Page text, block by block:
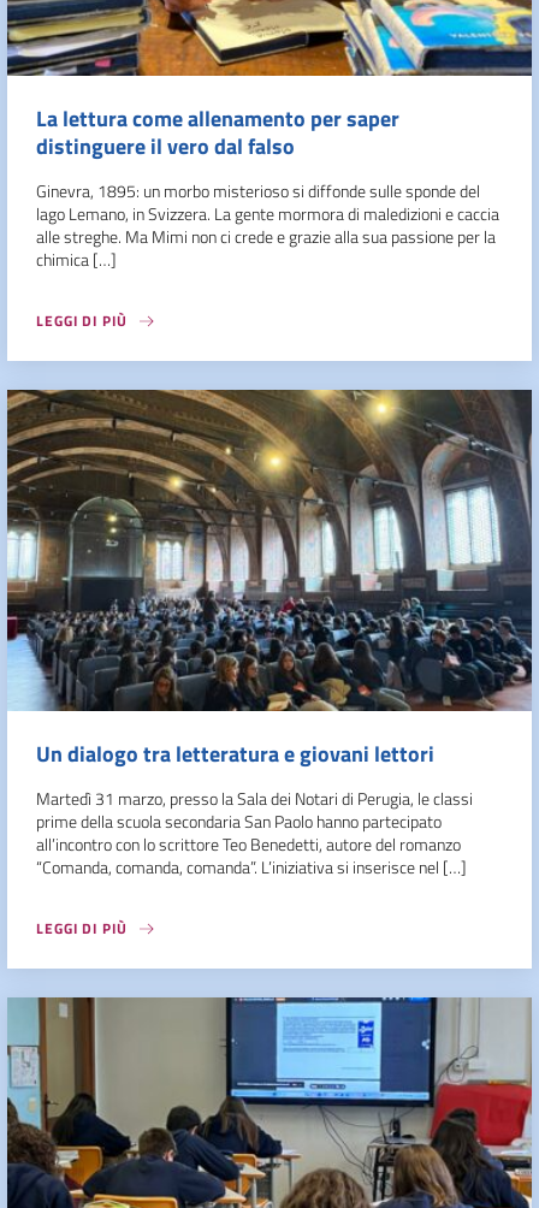
La lettura come allenamento per saper
distinguere il vero dal falso
Ginevra, 1895: un morbo misterioso si diffonde sulle sponde del
lago Lemano, in Svizzera. La gente mormora di maledizioni e caccia
alle streghe. Ma Mimi non ci crede e grazie alla sua passione per la
chimica […]
LEGGI DI PIÙ
Un dialogo tra letteratura e giovani lettori
Martedì 31 marzo, presso la Sala dei Notari di Perugia, le classi
prime della scuola secondaria San Paolo hanno partecipato
all’incontro con lo scrittore Teo Benedetti, autore del romanzo
“Comanda, comanda, comanda”. L’iniziativa si inserisce nel […]
LEGGI DI PIÙ